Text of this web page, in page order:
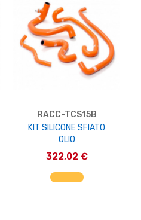
RACC-TCS15B
KIT SILICONE SFIATO
OLIO
322,02 €
AGGIUNGI AL CARRELLO